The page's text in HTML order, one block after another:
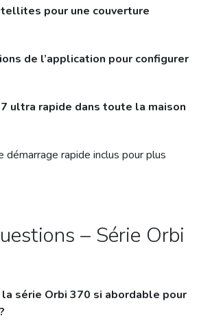
pour une couverture
de l’application pour configurer
ultra rapide dans toute la maison
démarrage rapide inclus pour plus
– Série Orbi
la série Orbi 370 si abordable pour